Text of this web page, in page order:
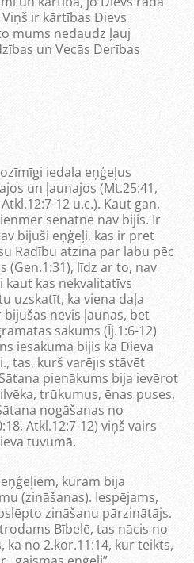
ir kārtības Dievs
mums nedaudz ļauj
un Vecās Derības
iedala eņģeļus
un ļaunajos (Mt.25:41,
12 u.c.). Kaut gan,
senatnē nav bijis. Ir
bijuši eņģeļi, kas ir pret
Radību atzina par labu pēc
(Gen.1:31), līdz ar to, nav
kaut kas nekvalitatīvs
uzskatīt, ka viena daļa
nevis ļaunas, bet
sākums (Īj.1:6-12)
iesākumā bijis kā Dieva
tas, kurš varējis stāvēt
pienākums bija ievērot
trūkumus, ēnas puses,
nogāšanas no
Atkl.12:7-12) viņš vairs
tuvumā.
kuram bija
(zināšanas). Iespējams,
zināšanu pārzinātājs.
Bībelē, tas nācis no
ka no 2.kor.11:14, kur teikts,